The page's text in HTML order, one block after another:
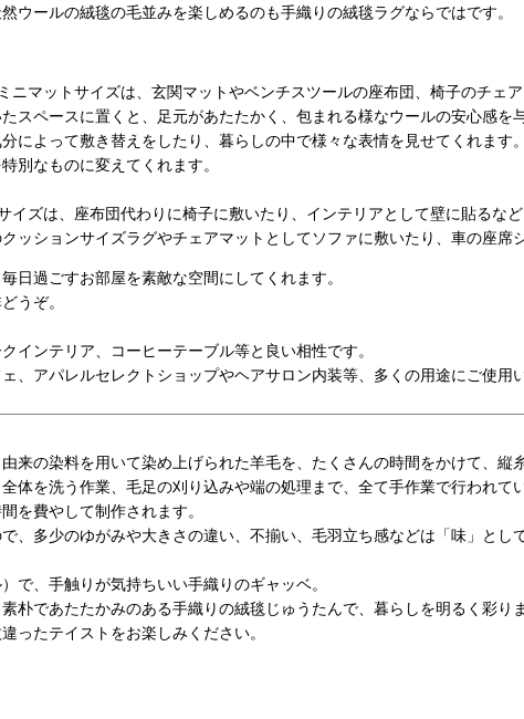
ウールの絨毯の毛並みを楽しめるのも手織りの絨毯ラグならではです。
マットサイズは、玄関マットやベンチスツールの座布団、椅子のチェ
スペースに置くと、足元があたたかく、 包まれる様なウールの安心感を
によって敷き替えをしたり、暮らしの中で様々な表情を見せてくれます。
別なものに変えてくれます。
ズは、座布団代わりに椅子に敷いたり、インテリアとして壁に貼るなど
ッションサイズラグやチェアマットとしてソファに敷いたり、車の座席
日過ごすお部屋を素敵な空間にしてくれます。
うぞ。
インテリア、コーヒーテーブル等と良い相性です。
、アパレルセレクトショップやヘアサロン内装等、多くの用途にご使用
来の染料を用いて染め上げられた羊毛を、たくさんの時間をかけて、
体を洗う作業、毛足の刈り込みや端の処理まで、全て手作業で行われてい
を費やして制作されます。
、多少のゆがみや大きさの違い、不揃い、毛羽立ち感などは「味」とし
で、手触りが気持ちいい手織りのギャッベ。
朴であたたかみのある手織りの絨毯じゅうたんで、暮らしを明るく彩りま
ったテイストをお楽しみください。